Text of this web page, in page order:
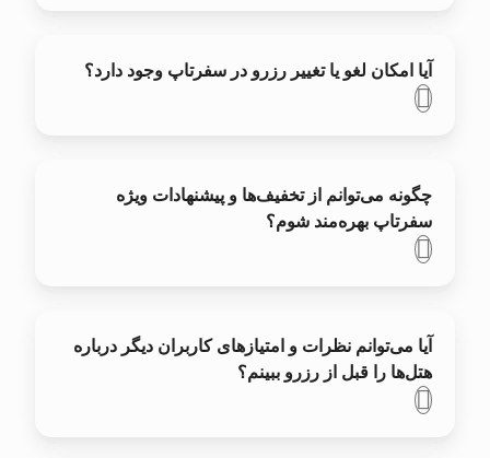
آیا امکان لغو یا تغییر رزرو در سفر‌تاپ وجود دارد؟
چگونه می‌توانم از تخفیف‌ها و پیشنهادات ویژه
سفرتاپ بهره‌مند شوم؟
آیا می‌توانم نظرات و امتیازهای کاربران دیگر درباره
هتل‌ها را قبل از رزرو ببینم؟